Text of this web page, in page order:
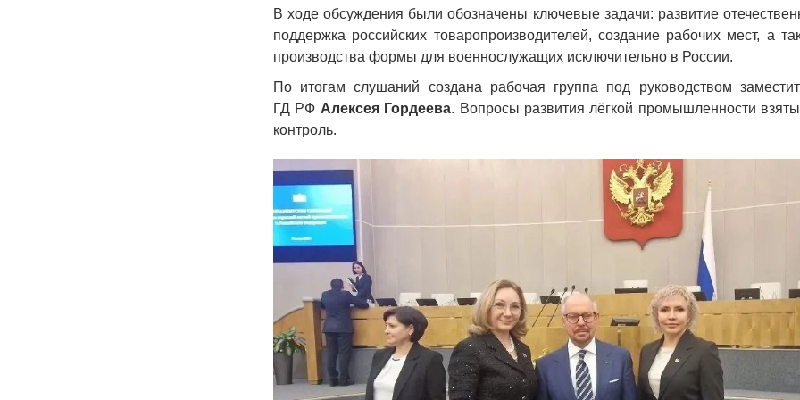
В ходе обсуждения были обозначены ключевые задачи: развитие
поддержка российских товаропроизводителей, создание рабочих мест, а
производства формы для военнослужащих исключительно в России.
По итогам слушаний создана рабочая группа под руководством
ГД РФ Алексея Гордеева. Вопросы развития лёгкой промышленности
контроль.